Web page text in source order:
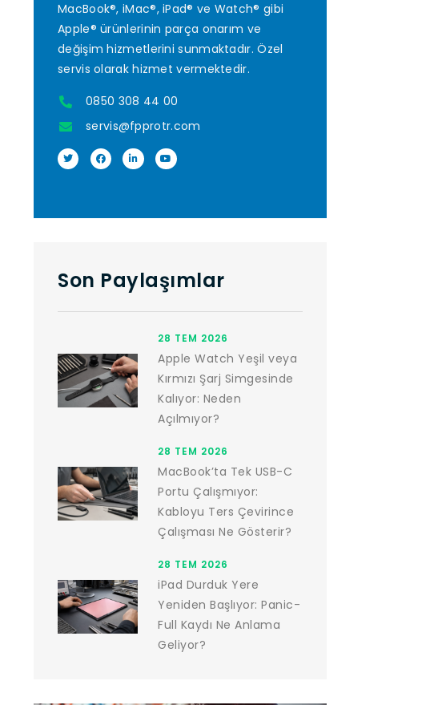
MacBook®, iMac®, iPad® ve Watch® gibi
Apple® ürünlerinin parça onarım ve
değişim hizmetlerini sunmaktadır. Özel
servis olarak hizmet vermektedir.
0850 308 44 00
servis@fpprotr.com
Son Paylaşımlar
28 TEM 2026
Apple Watch Yeşil veya
Kırmızı Şarj Simgesinde
Kalıyor: Neden
Açılmıyor?
28 TEM 2026
MacBook’ta Tek USB-C
Portu Çalışmıyor:
Kabloyu Ters Çevirince
Çalışması Ne Gösterir?
28 TEM 2026
iPad Durduk Yere
Yeniden Başlıyor: Panic-
Full Kaydı Ne Anlama
Geliyor?